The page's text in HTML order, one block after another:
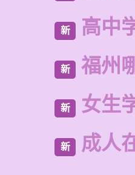
新 高中
新 福州
新 女生
新 成人